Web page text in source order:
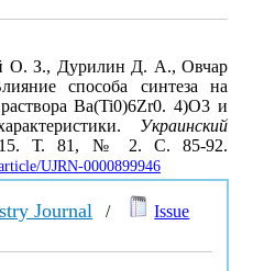
О. З., Дурилин Д. А., Овчар
способа синтеза на
Ba(Ti0)6Zr0. 4)O3 и
Украинский
Т. 81, № 2. С. 85-92.
UJRN-0000899946
Journal /
Issue